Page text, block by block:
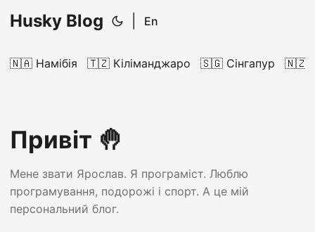
Husky Blog En
🇳🇦 Намібія 🇹🇿 Кіліманджаро 🇸🇬 Сінгапур 🇳🇿
Привіт 🤚
Мене звати Ярослав. Я програміст. Люблю
програмування, подорожі і спорт. А це мій
персональний блог.